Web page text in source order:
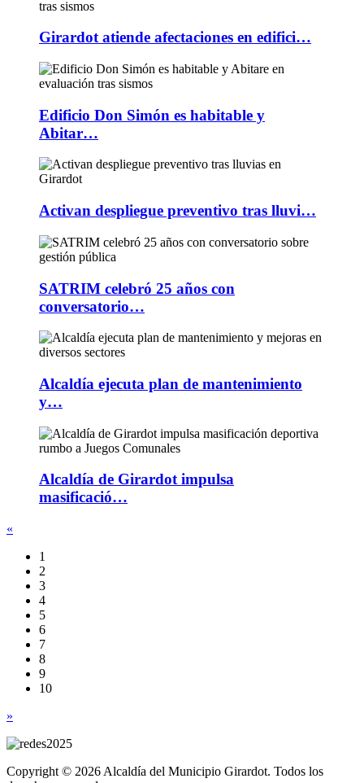
Girardot atiende afectaciones en edifici…
Edificio Don Simón es habitable y
Abitar…
Activan despliegue preventivo tras lluvi…
SATRIM celebró 25 años con
conversatorio…
Alcaldía ejecuta plan de mantenimiento
y…
Alcaldía de Girardot impulsa
masificació…
«
1
2
3
4
5
6
7
8
9
10
»
Copyright © 2026 Alcaldía del Municipio Girardot. Todos los